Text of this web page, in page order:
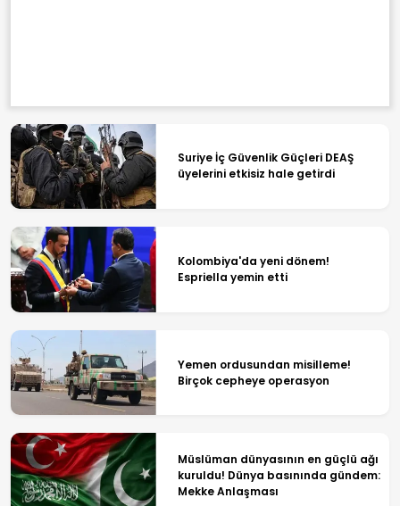
Suriye İç Güvenlik Güçleri DEAŞ
üyelerini etkisiz hale getirdi
Kolombiya'da yeni dönem!
Espriella yemin etti
Yemen ordusundan misilleme!
Birçok cepheye operasyon
Müslüman dünyasının en güçlü ağı
kuruldu! Dünya basınında gündem:
Mekke Anlaşması